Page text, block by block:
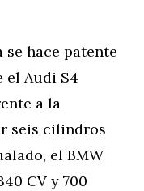
hace patente
el Audi S4
a la
seis cilindros
el BMW
CV y 700